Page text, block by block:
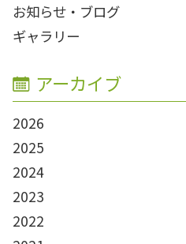
お知らせ・ブログ
ギャラリー
アーカイブ
2026
2025
2024
2023
2022